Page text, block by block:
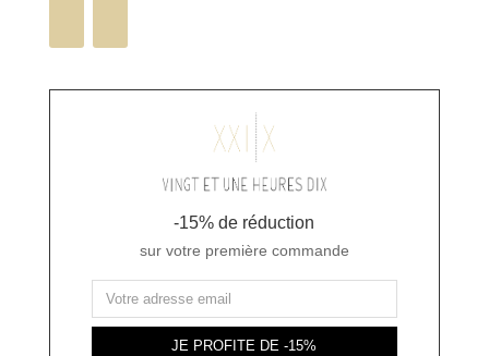
-15% de réduction
sur votre première commande
JE PROFITE DE -15%